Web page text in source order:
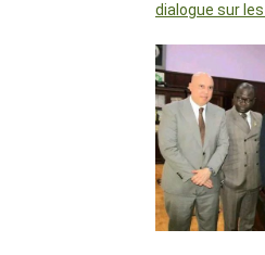
dialogue sur